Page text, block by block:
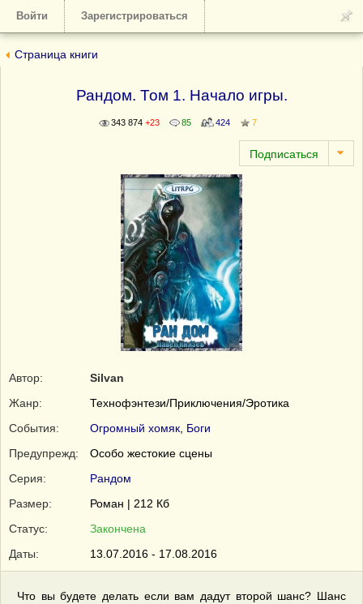
Войти Зарегистрироваться
Страница книги
Рандом. Том 1. Начало игры.
343 874 +23 85 424 7
Автор:
Silvan
Жанр:
Технофэнтези/Приключения/Эротика
События:
Огромный хомяк Боги
Предупрежд:
Особо жестокие сцены
Серия:
Рандом
Размер:
Роман | 212 Кб
Статус:
Закончена
Даты:
13.07.2016 - 17.08.2016
Что вы будете делать если вам дадут второй шанс? Шанс